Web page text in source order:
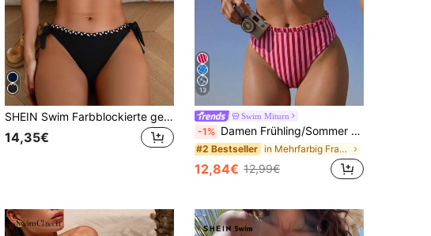
SHEIN Swim Farbblockierte gerüschte Bandeau Bikini Set für Sommer Strand Schwimmen
14,35€
13
Swim Miturn
-1% Damen Frühling/Sommer Neu gestreiftes Blumen-Spitzen-Bikini 2-teiliges Set, abnehmbare Träger Urlaub, Resort-Kleidung Strand, Vacationcore
#2 Bestseller in Mehrfarbig Frauen Bikini-Sets
12,84€ 12,99€